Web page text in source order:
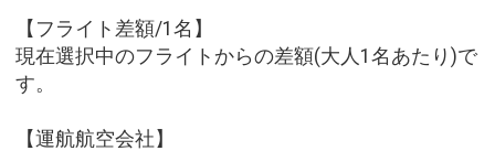
【フライト差額/1名】
現在選択中のフライトからの差額(大人1名あたり)で
す。
【運航航空会社】